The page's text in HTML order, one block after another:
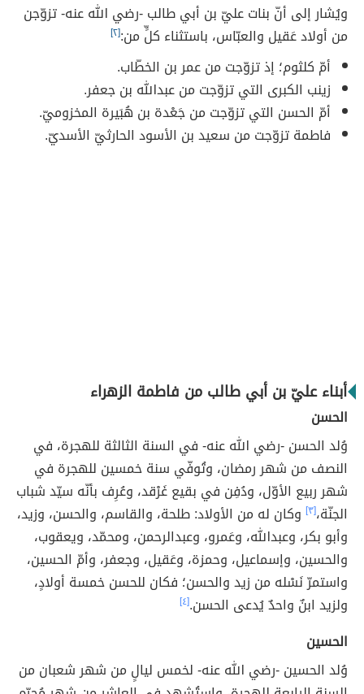
ويُشار إلى أنّ بنات عليّ بن أبي طالب -رضي الله عنه- تزوّجن
من أولاد عَقيل والعبّاس، باستثناء كلٍّ من:[٢]
أمّ كلثوم؛ إذ تزوّجت من عمر بن الخطّاب.
زينب الكبرى التي تزوّجت من عبدالله بن جعفر.
أمّ الحسن التي تزوّجت من جَعْدة بن هُبَيرة المخزوميّ.
فاطمة تزوّجت من سعيد بن الأسود الحارثيّ الأسديّ.
أبناء عليّ بن أبي طالب من فاطمة الزهراء
الحسن
وُلد الحسن -رضي الله عنه- في السنة الثالثة للهجرة، في
النصف من شهر رمضان، وتُوفّي سنة خمسين للهجرة في
شهر ربيع الأوّل، ودُفِن في بقيع غَرْقد، وعُرِف بأنّه سيّد شباب
الجنّة،[٣]
وكان له من الأولاد: طلحة، والقاسم، والحسن، وزيد،
وأبو بكر، وعبدالله، وعَمرو، وعبدالرحمن، ومحمّد، ويعقوب،
والحسين، وإسماعيل، وحمزة، وعَقيل، وجعفر، وأمّ الحسين،
واستمرّ نَسْله من زيد والحسن؛ فكان للحسن خمسة أولادٍ،
ولزيد ابنٌ واحدٌ يُدعى الحسن.[٤]
الحسين
وُلد الحسين -رضي الله عنه- لخمس ليالٍ من شهر شعبان من